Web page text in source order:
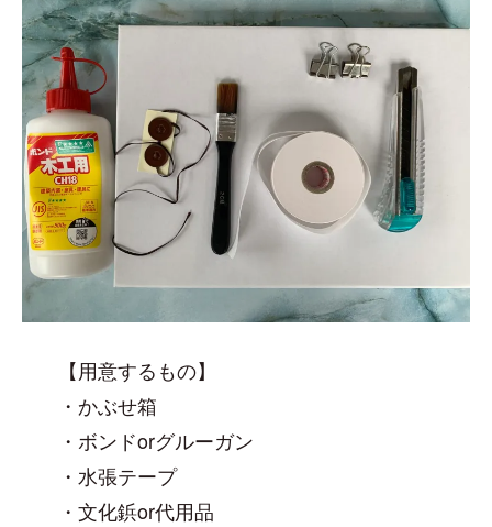
【用意するもの】
・かぶせ箱
・ボンドorグルーガン
・水張テープ
・文化鋲or代用品